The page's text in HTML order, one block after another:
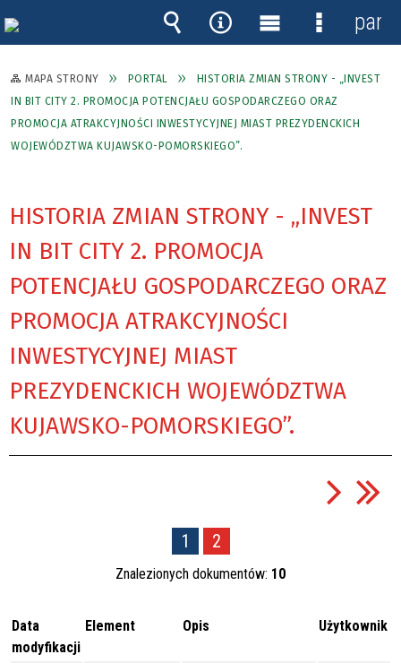
MAPA STRONY PORTAL
HISTORIA ZMIAN STRONY - „INVEST
IN BIT CITY 2. PROMOCJA POTENCJAŁU GOSPODARCZEGO ORAZ
PROMOCJA ATRAKCYJNOŚCI INWESTYCYJNEJ MIAST PREZYDENCKICH
WOJEWÓDZTWA KUJAWSKO-POMORSKIEGO”.
HISTORIA ZMIAN STRONY - „INVEST
IN BIT CITY 2. PROMOCJA
POTENCJAŁU GOSPODARCZEGO ORAZ
PROMOCJA ATRAKCYJNOŚCI
INWESTYCYJNEJ MIAST
PREZYDENCKICH WOJEWÓDZTWA
KUJAWSKO-POMORSKIEGO”.
1 2
Znalezionych dokumentów: 10
Data
modyfikacji
Element Opis Użytkownik
Wyszukiwarka
Narzędzia
Menu
główne
Menu
panel